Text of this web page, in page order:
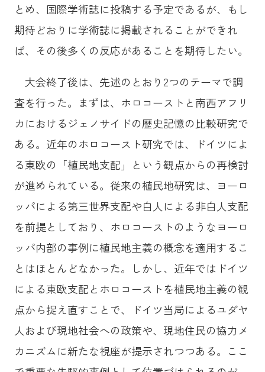
とめ、国際学術誌に投稿する予定であるが、もし
期待どおりに学術誌に掲載されることができれ
ば、その後多くの反応があることを期待したい。
大会終了後は、先述のとおり2つのテーマで調
査を行った。まずは、ホロコーストと南西アフリ
カにおけるジェノサイドの歴史記憶の比較研究で
ある。近年のホロコースト研究では、ドイツによ
る東欧の「植民地支配」という観点からの再検討
が進められている。従来の植民地研究は、ヨーロ
ッパによる第三世界支配や白人による非白人支配
を前提としており、ホロコーストのようなヨーロ
ッパ内部の事例に植民地主義の概念を適用するこ
とはほとんどなかった。しかし、近年ではドイツ
による東欧支配とホロコーストを植民地主義の観
点から捉え直すことで、ドイツ当局によるユダヤ
人および現地社会への政策や、現地住民の協力メ
カニズムに新たな視座が提示されつつある。ここ